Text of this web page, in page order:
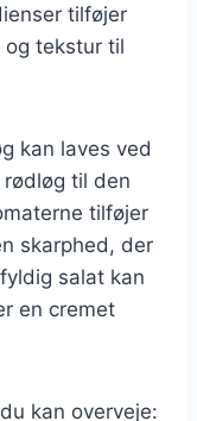
tilføjer
og tekstur til
kan laves ved
til den
tilføjer
skarphed, der
salat kan
en cremet
kan overveje: